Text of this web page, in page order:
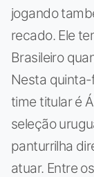
jogando
recado. Ele
Brasileiro
Nesta quinta-
time titular é
seleção
panturrilha
atuar. Entre